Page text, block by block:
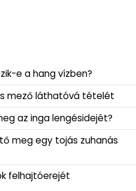
e a hang vízben?
mező láthatóvá tételét
az inga lengésidejét?
meg egy tojás zuhanás
felhajtóerejét